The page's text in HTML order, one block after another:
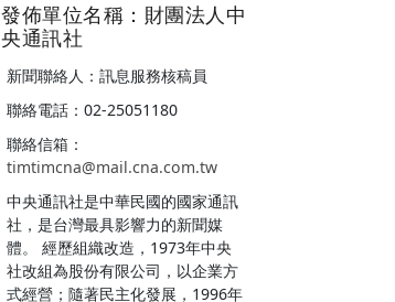
發佈單位名稱：財團法人中
央通訊社
新聞聯絡人：訊息服務核稿員
聯絡電話：02-25051180
聯絡信箱：
timtimcna@mail.cna.com.tw
中央通訊社是中華民國的國家通訊
社，是台灣最具影響力的新聞媒
體。 經歷組織改造，1973年中央
社改組為股份有限公司，以企業方
式經營；隨著民主化發展，1996年